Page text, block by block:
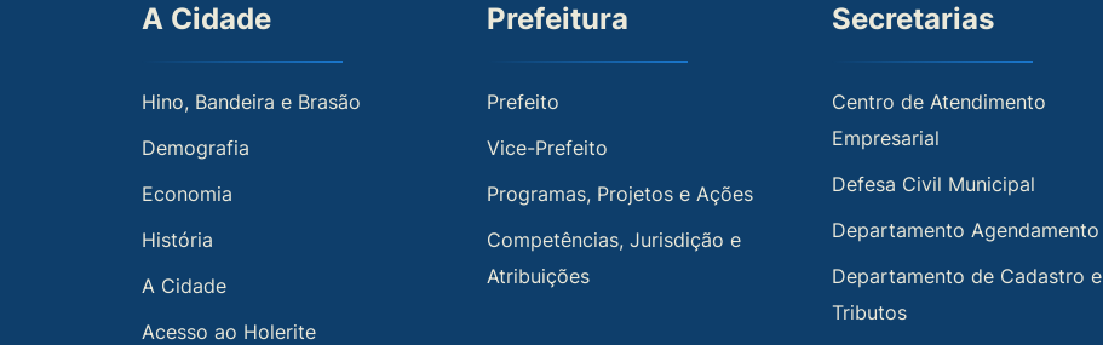
A Cidade
Hino, Bandeira e Brasão
Demografia
Economia
História
A Cidade
Acesso ao Holerite
Prefeitura
Prefeito
Vice-Prefeito
Programas, Projetos e Ações
Competências, Jurisdição e
Atribuições
Secretarias
Centro de Atendimento
Empresarial
Defesa Civil Municipal
Departamento Agendamento
Departamento de Cadastro e
Tributos